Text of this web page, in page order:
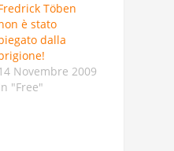
Töben
è stato
dalla
Novembre 2009
"Free"